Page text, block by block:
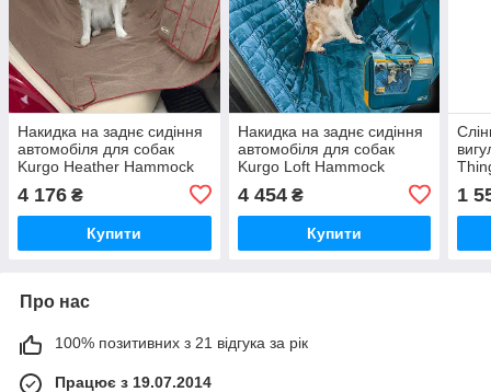
Накидка на заднє сидіння
автомобіля для собак
Kurgo Heather Hammock
4 176 ₴
Купити
Накидка на заднє сидіння
автомобіля для собак
Kurgo Loft Hammock
4 454₴
Купити
1
Про нас
100% позитивних з 21 відгука за рік
Працює з 19.07.2014